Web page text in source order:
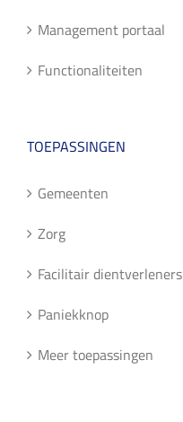
Management portaal
Functionaliteiten
TOEPASSINGEN
Gemeenten
Zorg
Facilitair dientverleners
Paniekknop
Meer toepassingen